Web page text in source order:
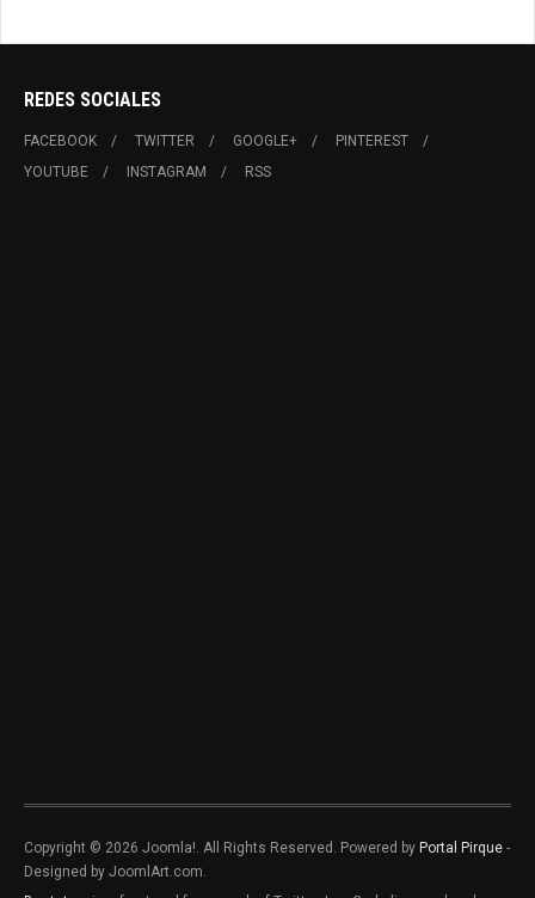
REDES SOCIALES
FACEBOOK TWITTER GOOGLE+
PINTEREST
YOUTUBE
INSTAGRAM RSS
Copyright © 2026 Joomla!. All Rights Reserved. Powered by Portal Pirque -
Designed by JoomlArt.com.